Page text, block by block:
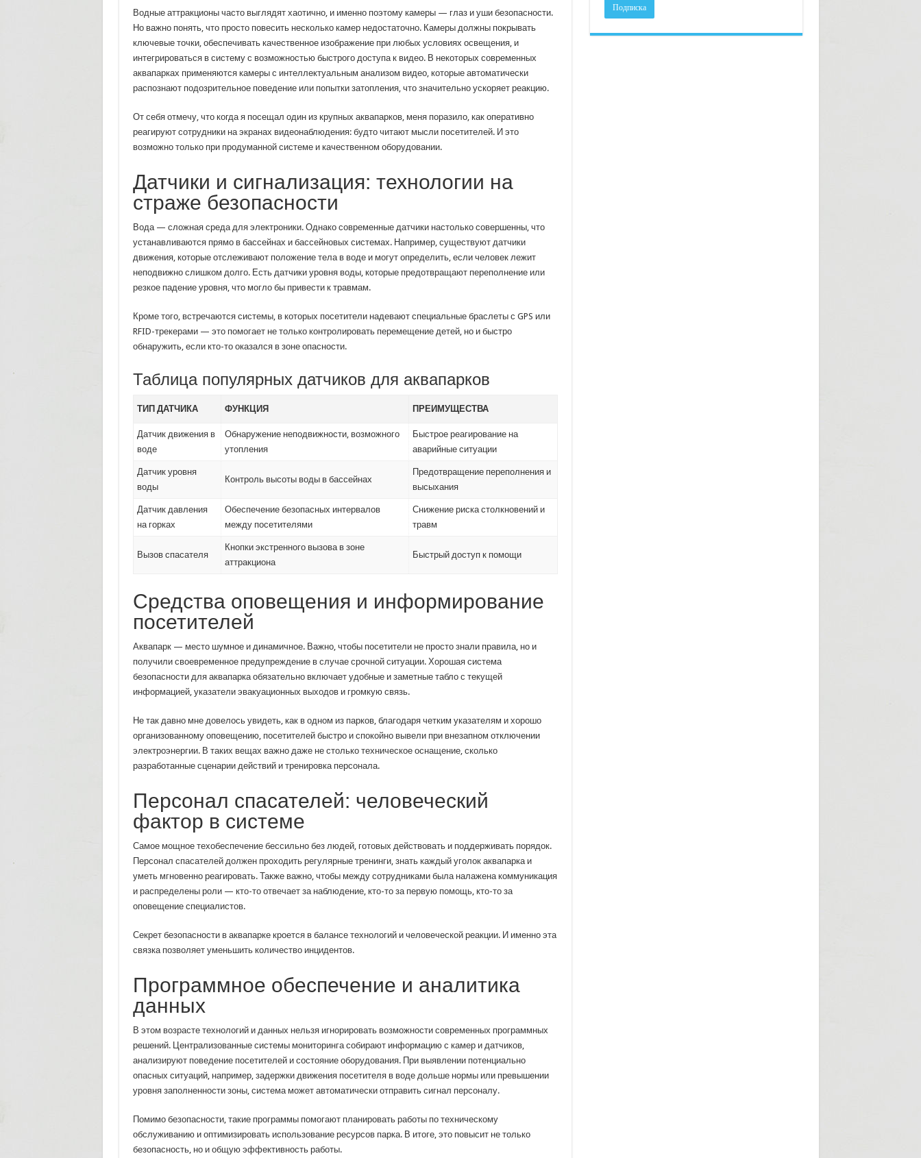
Водные аттракционы часто выглядят хаотично, и именно поэтому камеры — глаз и уши безопасности.
Но важно понять, что просто повесить несколько камер недостаточно. Камеры должны покрывать
ключевые точки, обеспечивать качественное изображение при любых условиях освещения, и
интегрироваться в систему с возможностью быстрого доступа к видео. В некоторых современных
аквапарках применяются камеры с интеллектуальным анализом видео, которые автоматически
распознают подозрительное поведение или попытки затопления, что значительно ускоряет реакцию.
От себя отмечу, что когда я посещал один из крупных аквапарков, меня поразило, как оперативно
реагируют сотрудники на экранах видеонаблюдения: будто читают мысли посетителей. И это
возможно только при продуманной системе и качественном оборудовании.
Датчики и сигнализация: технологии на
страже безопасности
Вода — сложная среда для электроники. Однако современные датчики настолько совершенны, что
устанавливаются прямо в бассейнах и бассейновых системах. Например, существуют датчики
движения, которые отслеживают положение тела в воде и могут определить, если человек лежит
неподвижно слишком долго. Есть датчики уровня воды, которые предотвращают переполнение или
резкое падение уровня, что могло бы привести к травмам.
Кроме того, встречаются системы, в которых посетители надевают специальные браслеты с GPS или
RFID-трекерами — это помогает не только контролировать перемещение детей, но и быстро
обнаружить, если кто-то оказался в зоне опасности.
Таблица популярных датчиков для аквапарков
ТИП ДАТЧИКА ФУНКЦИЯ ПРЕИМУЩЕСТВА
Датчик движения в
воде
Обнаружение неподвижности, возможного
утопления
Быстрое реагирование на
аварийные ситуации
Датчик уровня
воды
Контроль высоты воды в бассейнах
Предотвращение переполнения и
высыхания
Датчик давления
на горках
Обеспечение безопасных интервалов
между посетителями
Снижение риска столкновений и
травм
Вызов спасателя
Кнопки экстренного вызова в зоне
аттракциона
Быстрый доступ к помощи
Средства оповещения и информирование
посетителей
Аквапарк — место шумное и динамичное. Важно, чтобы посетители не просто знали правила, но и
получили своевременное предупреждение в случае срочной ситуации. Хорошая система
безопасности для аквапарка обязательно включает удобные и заметные табло с текущей
информацией, указатели эвакуационных выходов и громкую связь.
Не так давно мне довелось увидеть, как в одном из парков, благодаря четким указателям и хорошо
организованному оповещению, посетителей быстро и спокойно вывели при внезапном отключении
электроэнергии. В таких вещах важно даже не столько техническое оснащение, сколько
разработанные сценарии действий и тренировка персонала.
Персонал спасателей: человеческий
фактор в системе
Самое мощное техобеспечение бессильно без людей, готовых действовать и поддерживать порядок.
Персонал спасателей должен проходить регулярные тренинги, знать каждый уголок аквапарка и
уметь мгновенно реагировать. Также важно, чтобы между сотрудниками была налажена коммуникация
и распределены роли — кто-то отвечает за наблюдение, кто-то за первую помощь, кто-то за
оповещение специалистов.
Секрет безопасности в аквапарке кроется в балансе технологий и человеческой реакции. И именно эта
связка позволяет уменьшить количество инцидентов.
Программное обеспечение и аналитика
данных
В этом возрасте технологий и данных нельзя игнорировать возможности современных программных
решений. Централизованные системы мониторинга собирают информацию с камер и датчиков,
анализируют поведение посетителей и состояние оборудования. При выявлении потенциально
опасных ситуаций, например, задержки движения посетителя в воде дольше нормы или превышении
уровня заполненности зоны, система может автоматически отправить сигнал персоналу.
Помимо безопасности, такие программы помогают планировать работы по техническому
обслуживанию и оптимизировать использование ресурсов парка. В итоге, это повысит не только
безопасность, но и общую эффективность работы.